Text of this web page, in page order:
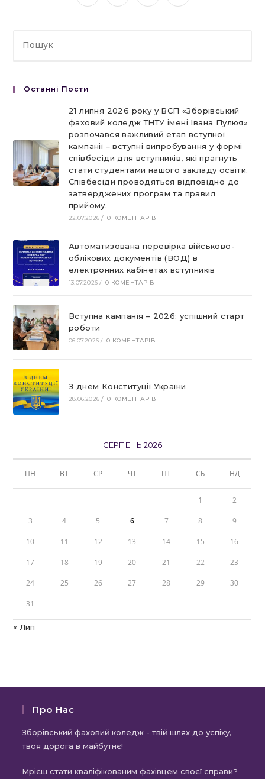
в в в в
Останні Пости
21 липня 2026 року у ВСП «Зборівський
фаховий коледж ТНТУ імені Івана Пулюя»
розпочався важливий етап вступної
кампанії – вступні випробування у формі
співбесіди для вступників, які прагнуть
стати студентами нашого закладу освіти.
Співбесіди проводяться відповідно до
затверджених програм та правил
прийому.
22.07.2026 / 0 КОМЕНТАРІВ
Автоматизована перевірка військово-
облікових документів (ВОД) в
електронних кабінетах вступників
13.07.2026 / 0 КОМЕНТАРІВ
Вступна кампанія – 2026: успішний старт
роботи
06.07.2026 / 0 КОМЕНТАРІВ
З днем Конституції України
28.06.2026 / 0 КОМЕНТАРІВ
СЕРПЕНЬ 2026
ПН ВТ СР ЧТ ПТ СБ НД
1 2
3 4 5 6 7 8 9
10 11 12 13 14 15 16
17 18 19 20 21 22 23
24 25 26 27 28 29 30
31
« Лип
Про Нас
Зборівський фаховий коледж - твій шлях до успіху,
твоя дорога в майбутнє!
Мрієш стати кваліфікованим фахівцем своєї справи?